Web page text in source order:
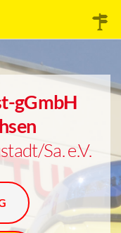
gGmbH
Sa. e.V.